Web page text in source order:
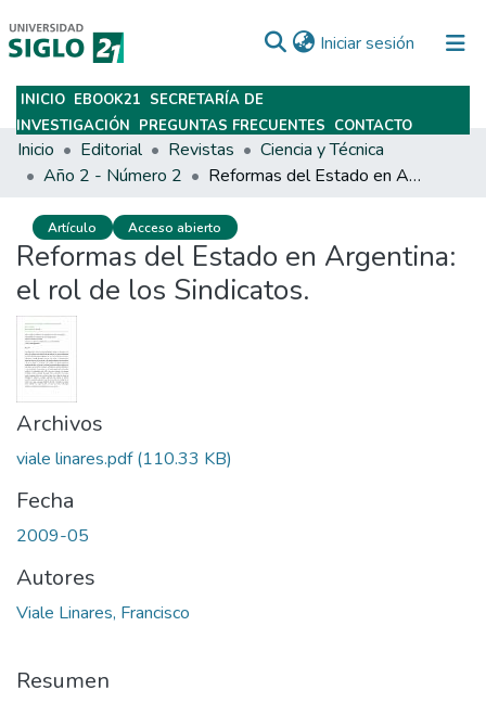
Iniciar sesión (current)
Subir
INICIO EBOOK21 SECRETARÍA DE
INVESTIGACIÓN PREGUNTAS FRECUENTES CONTACTO
Inicio Editorial Revistas
Ciencia y Técnica
Año 2 - Número 2
Reformas del Estado en Argentina: el rol de los Sindicatos.
Artículo Acceso abierto
Reformas del Estado en Argentina:
el rol de los Sindicatos.
Archivos
viale linares.pdf(110.33 KB)
Fecha
2009-05
Autores
Viale Linares, Francisco
Resumen